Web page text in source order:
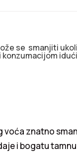
se smanjiti
znatno
i bogatu